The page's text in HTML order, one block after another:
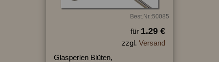
Best.Nr.:50085
für 1.29 €
zzgl. Versand
Glasperlen Blüten,